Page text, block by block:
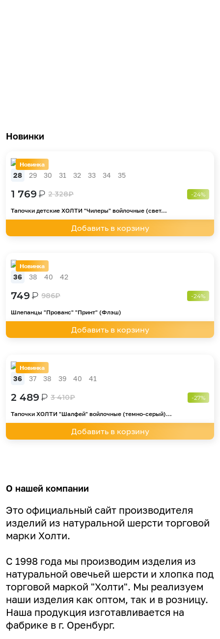
Новинки
Новинка
28 29 30 31 32 33 34 35
1 769₽ 2 328₽ -24%
Тапочки детские ХОЛТИ "Чилеры" войлочные (свет...
Добавить в корзину
Новинка
36 38 40 42
749₽ 986₽ -24%
Шлепанцы "Прованс" "Принт" (Флэш)
Добавить в корзину
Новинка
36 37 38 39 40 41
2 489₽ 3 410₽ -27%
Тапочки ХОЛТИ "Шалфей" войлочные (темно-серый)...
Добавить в корзину
О нашей компании
Это официальный сайт производителя
изделий из натуральной шерсти торговой
марки Холти.
С 1998 года мы производим изделия из
натуральной овечьей шерсти и хлопка под
торговой маркой "Холти". Мы реализуем
наши изделия как оптом, так и в розницу.
Наша продукция изготавливается на
фабрике в г. Оренбург.